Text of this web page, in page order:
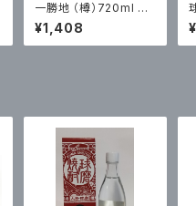
一勝地 （樽）720ml 箱
入
¥1,408